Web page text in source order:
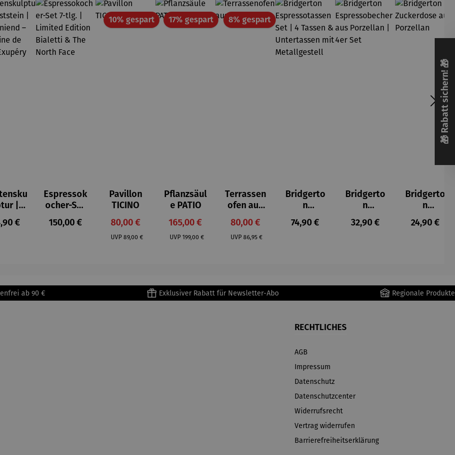
|
Preis:
€
Espressok
ocher-Set
7-tlg. |
Limited
Regulärer Preis:
150,00 €
10% gespartRabatt
Pavillon
TICINO
Verkaufspreis:
80,00 €
UVP Regulärer Preis:
89,00 €
17% gespartRabatt
Pflanzsäul
e PATIO
Verkaufspreis:
165,00 €
UVP Regulärer Preis:
199,00 €
8% gespartRabatt
Terrassen
ofen aus
Gusseisen
Verkaufspreis:
80,00 €
UVP Regulärer Preis:
86,95 €
Bridgerto
n
Espressot
assen Set
Metallges
Regulärer Preis:
74,90 €
Bridgerto
n
Espresso
becher
Regulärer Preis:
32,90 €
Bridgerto
n
Zuckerdo
se aus
Regulärer
24,90 €
ab 90 € Exklusiver Rabatt für Newsletter-Abo Regionale Produkte
RECHTLICHES
AGB
Impressum
Datenschutz
Datenschutzcenter
Widerrufsrecht
Vertrag widerrufen
Barrierefreiheitserklärung
🎁 Rabatt sichern! 🎁